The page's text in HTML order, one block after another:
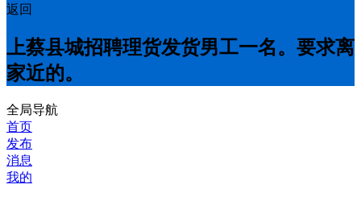
返回
上蔡县城招聘理货发货男工一名。要求离
家近的。
全局导航
首页
发布
消息
我的